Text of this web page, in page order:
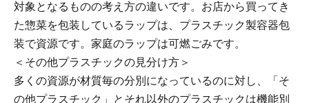
対象となるものの考え方の違いです。お店から買ってき
た惣菜を包装しているラップは、プラスチック製容器包
装で資源です。家庭のラップは可燃ごみです。
＜その他プラスチックの見分け方＞
多くの資源が材質毎の分別になっているのに対し、「そ
の他プラスチック」とそれ以外のプラスチックは機能別